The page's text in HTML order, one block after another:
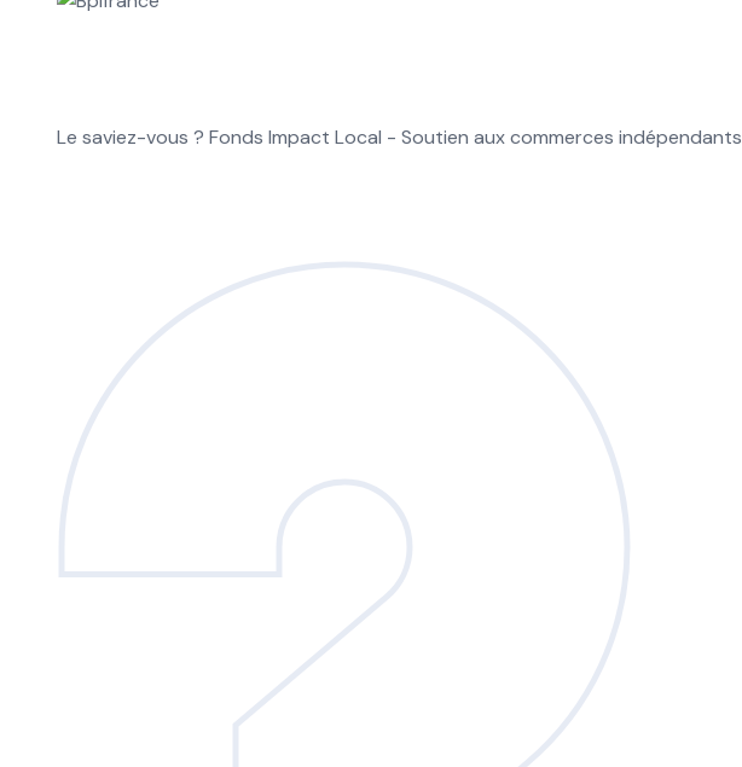
Le saviez-vous ? Fonds Impact Local - Soutien aux commerces indépendants